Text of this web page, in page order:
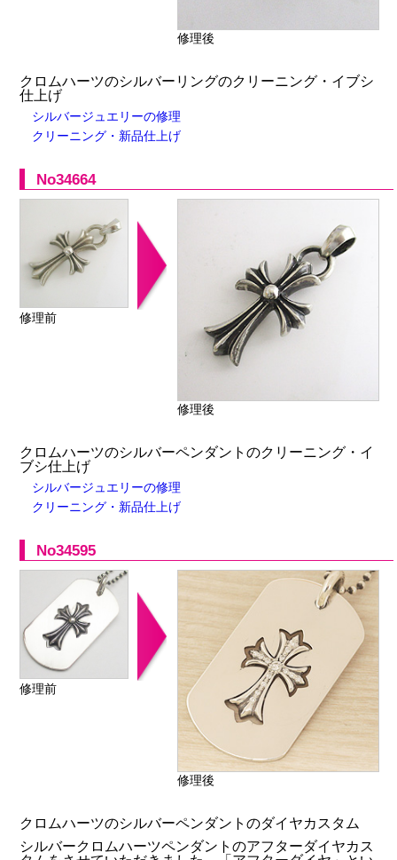
修理後
クロムハーツのシルバーリングのクリーニング・イブシ
仕上げ
シルバージュエリーの修理
クリーニング・新品仕上げ
No34664
修理前
修理後
クロムハーツのシルバーペンダントのクリーニング・イ
ブシ仕上げ
シルバージュエリーの修理
クリーニング・新品仕上げ
No34595
修理前
修理後
クロムハーツのシルバーペンダントのダイヤカスタム
シルバークロムハーツペンダントのアフターダイヤカス